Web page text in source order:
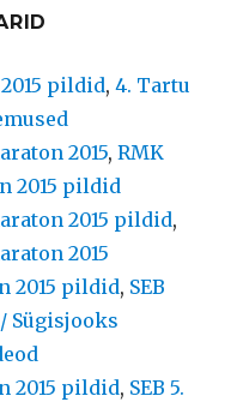
pildid,4. Tartu
2015,RMK
2015 pildid
2015 pildid,
2015
2015 pildid, SEB
Sügisjooks
2015 pildid, SEB 5.